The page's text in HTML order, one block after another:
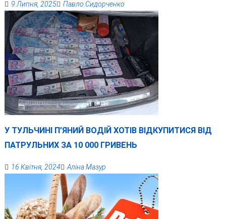
9 Липня, 2025 Павло Сидорченко
У ТУЛЬЧИНІ П’ЯНИЙ ВОДІЙ ХОТІВ ВІДКУПИТИСЯ ВІД
ПАТРУЛЬНИХ ЗА 10 000 ГРИВЕНЬ
16 Квітня, 2024 Аліна Мазур